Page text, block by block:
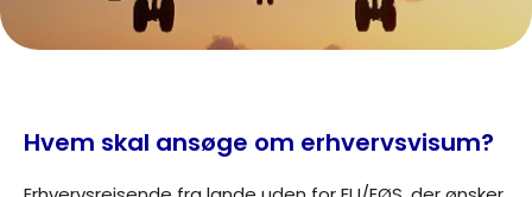
Hvem skal ansøge om erhvervsvisum?